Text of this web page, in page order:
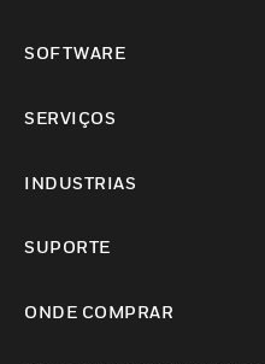
SOFTWARE
SERVIÇOS
INDUSTRIAS
SUPORTE
ONDE COMPRAR